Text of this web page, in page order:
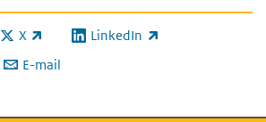
X
(externe link) LinkedIn
(externe link)
E-mail